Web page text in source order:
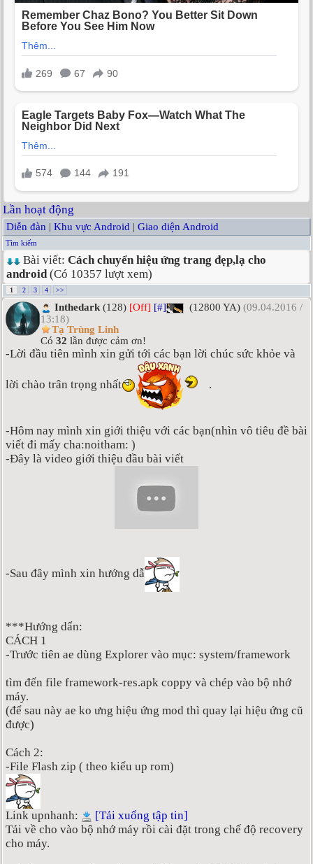
Lần hoạt động
Diễn đàn | Khu vực Android | Giao diện Android
Tìm kiếm
Bài viết: Cách chuyển hiệu ứng trang đẹp,lạ cho
android(Có 10357 lượt xem)
1 2 3 4 >>
Inthedark (128) [Off] [#] (12800 YA) (09.04.2016 /
13:18)
Tạ Trùng Linh
Có 32 lần được cảm ơn!
-Lời đầu tiên mình xin gửi tới các bạn lời chúc sức khỏe và
lời chào trân trọng nhất .
-Hôm nay mình xin giới thiệu với các bạn(nhìn vô tiêu đề bài
viết đi mấy cha:noitham: )
-Đây là video giới thiệu đầu bài viết
-Sau đây mình xin hướng dẫ
***Hướng dẩn:
CÁCH 1
-Trước tiên ae dùng Explorer vào mục: system/framework
tìm đến file framework-res.apk coppy và chép vào bộ nhớ
máy.
(để sau này ae ko ưng hiệu ứng mod thì quay lại hiệu ứng cũ
được)
Cách 2:
-File Flash zip ( theo kiểu up rom)
Link upnhanh:
[Tải xuống tập tin]
Tải về cho vào bộ nhớ máy rồi cài đặt trong chế độ recovery
cho máy.